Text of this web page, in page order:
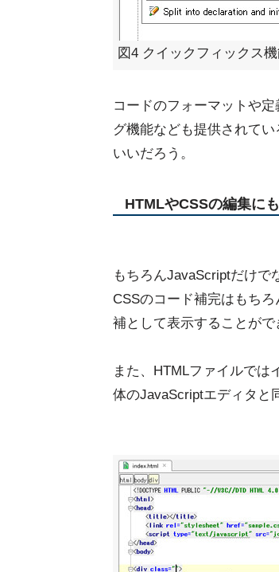
図4 クイックフィックス
コードのフォーマットや
グ機能なども提供されて
いいだろう。
HTMLやCSSの編集に
もちろんJavaScriptだけで
CSSのコード補完はもち
補として表示することがで
また、HTMLファイルで
体のJavaScriptエディタと